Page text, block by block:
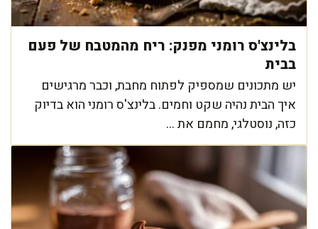
בלינצ'ס רומני מפנק: ריח מהמטבח של פעם
בבית
יש מתכונים שמספיק לפתוח מחבת, וכבר מרגישים
איך הבית נהיה שקט וחמים. בלינצ'ס רומני הוא בדיוק
כזה, נוסטלגי, מחמם את ...